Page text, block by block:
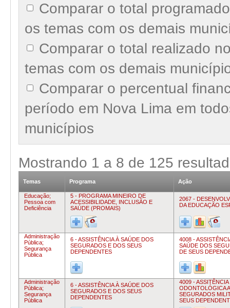
Comparar o total
os temas com os demais
Comparar o total realizado
temas com os demais
Comparar o percentual
período em Nova Lima em
municípios
Mostrando 1 a 8 de 125
Temas Programa Ação
Educação;
Pessoa com
Deficiência
5 - PROGRAMA MINEIRO DE
ACESSIBILIDADE, INCLUSÃO E
SAÚDE (PROMAIS)
2067 -
DA EDUCAÇÃO
Administração
Pública;
Segurança
Pública
6 - ASSISTÊNCIA À SAÚDE DOS
SEGURADOS E DOS SEUS
DEPENDENTES
4008 -
SAÚDE DOS
DE SEUS
Administração
Pública;
Segurança
Pública
6 - ASSISTÊNCIA À SAÚDE DOS
SEGURADOS E DOS SEUS
DEPENDENTES
4009 - ASSITÊNCIA
ODONTOLÓGICA
SEGURADOS
SEUS